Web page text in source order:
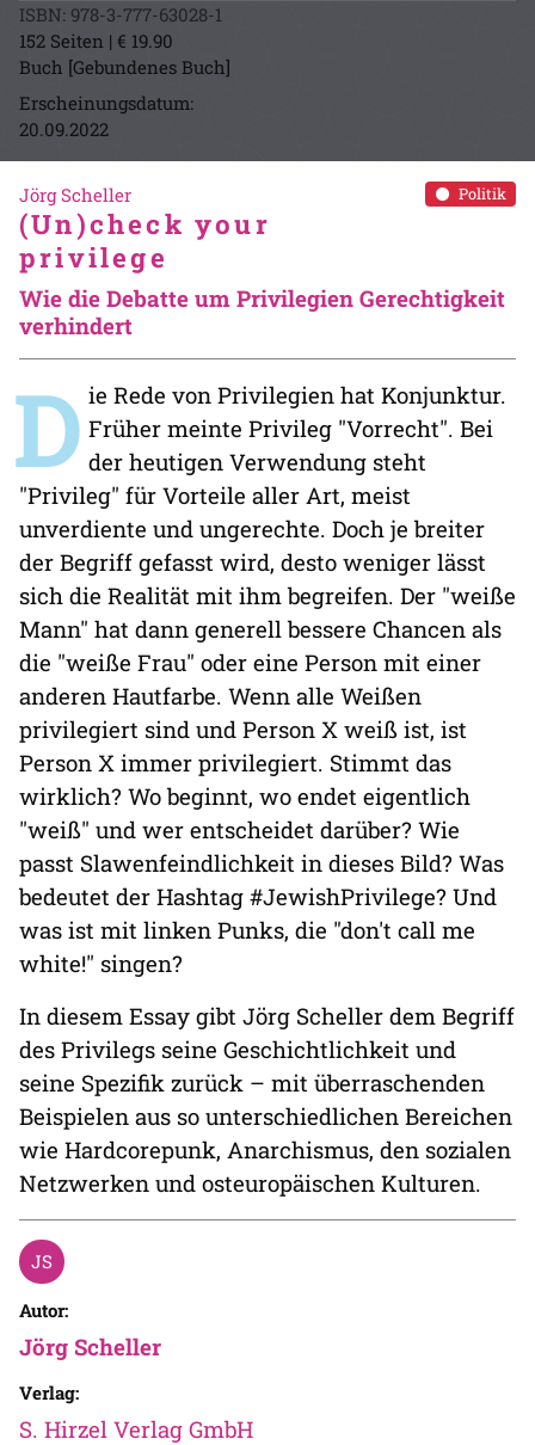
ISBN: 978-3-777-63028-1
152 Seiten | € 19.90
Buch [Gebundenes Buch]
Erscheinungsdatum:
20.09.2022
Politik
Jörg Scheller
(Un)check your
privilege
Wie die Debatte um Privilegien Gerechtigkeit
verhindert
D ie Rede von Privilegien hat Konjunktur.
Früher meinte Privileg "Vorrecht". Bei
der heutigen Verwendung steht
"Privileg" für Vorteile aller Art, meist
unverdiente und ungerechte. Doch je breiter
der Begriff gefasst wird, desto weniger lässt
sich die Realität mit ihm begreifen. Der "weiße
Mann" hat dann generell bessere Chancen als
die "weiße Frau" oder eine Person mit einer
anderen Hautfarbe. Wenn alle Weißen
privilegiert sind und Person X weiß ist, ist
Person X immer privilegiert. Stimmt das
wirklich? Wo beginnt, wo endet eigentlich
"weiß" und wer entscheidet darüber? Wie
passt Slawenfeindlichkeit in dieses Bild? Was
bedeutet der Hashtag #JewishPrivilege? Und
was ist mit linken Punks, die "don't call me
white!" singen?
In diesem Essay gibt Jörg Scheller dem Begriff
des Privilegs seine Geschichtlichkeit und
seine Spezifik zurück – mit überraschenden
Beispielen aus so unterschiedlichen Bereichen
wie Hardcorepunk, Anarchismus, den sozialen
Netzwerken und osteuropäischen Kulturen.
Autor:
Jörg Scheller
Verlag:
S. Hirzel Verlag GmbH